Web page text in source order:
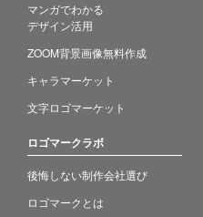
マンガでわかる
デザイン活用
ZOOM背景画像無料作成
キャラマーケット
文字ロゴマーケット
ロゴマークラボ
後悔しない制作会社選び
ロゴマークとは